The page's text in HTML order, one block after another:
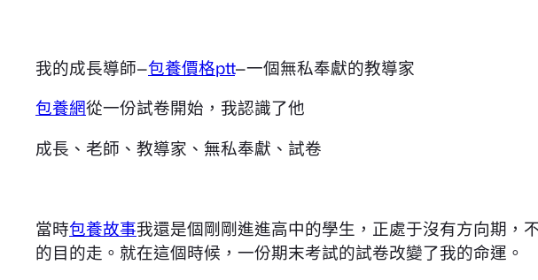
我的成長導師—包養價格ptt—一個無私奉獻的教導家
包養網從一份試卷開始，我認識了他
成長、老師、教導家、無私奉獻、試卷
當時包養故事我還是個剛剛進進高中的學生，正處于沒有方向期，
的目的走。就在這個時候，一份期末考試的試卷改變了我的命運。